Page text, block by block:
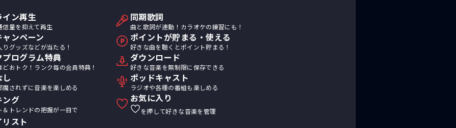
イン再生
信量を抑えて再生
同期歌詞
曲と歌詞が連動！カラオケの練習にも！
ンペーン
りグッズなどが当たる！
ポイントが貯まる・使える
好きな曲を聴くとポイント貯まる！
プログラム特典
どおトク！ランク毎の会員特典！
ダウンロード
好きな音楽を無制限に保存できる
魔されずに音楽を楽しめる
ポッドキャスト
ラジオや各種の番組も楽しめる
ング
＆トレンドの把握が一目で
お気に入り
を押して好きな音楽を管理
スト